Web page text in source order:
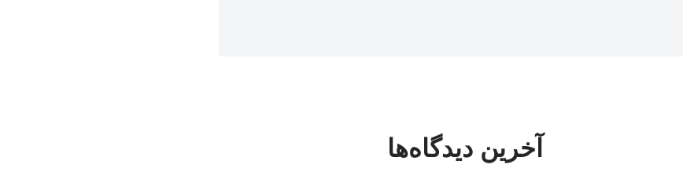
آخرین دیدگاه‌ها